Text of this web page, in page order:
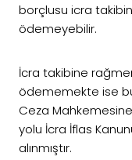
borçlusu icra
ödemeyebilir.
İcra takibine
ödememekte ise
Ceza
yolu İcra İflas
alınmıştır.